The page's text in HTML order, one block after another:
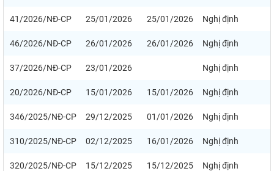
41/2026/NĐ-CP 25/01/2026 25/01/2026 Nghị định
46/2026/NĐ-CP 26/01/2026 26/01/2026 Nghị định
37/2026/NĐ-CP 23/01/2026 Nghị định
20/2026/NĐ-CP 15/01/2026 15/01/2026 Nghị định
346/2025/NĐ-CP 29/12/2025 01/01/2026 Nghị định
310/2025/NĐ-CP 02/12/2025 16/01/2026 Nghị định
320/2025/NĐ-CP 15/12/2025 15/12/2025 Nghị định